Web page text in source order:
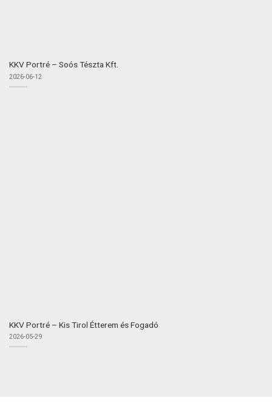
KKV Portré – Soós Tészta Kft.
2026-06-12
KKV Portré – Kis Tirol Étterem és Fogadó
2026-05-29